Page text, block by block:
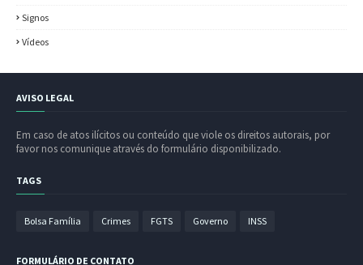
Signos
Vídeos
AVISO LEGAL
Em caso de atos ilícitos ou conteúdo que viole os direitos autorais, por
favor nos comunique através do formulário disponibilizado.
TAGS
Bolsa Família Crimes FGTS Governo INSS
FORMULÁRIO DE CONTATO